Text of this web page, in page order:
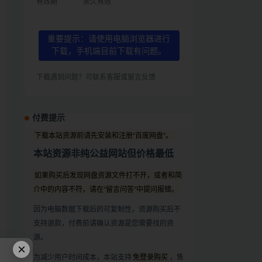
有效期 永久有效
重要提示：请使用电脑浏览器进行
下载，手机端目前下载有问题。
下载遇到问题？可联系客服或留言反馈
付费提示
下载本站资源前请先安装和注册“百度网盘”。
本站资源非纯公益网站但价格最低
如果购买后发现网盘资源文件打不开，或者和简
介中的内容不符，请在“留言问答”中提问报错。
因为电脑数据下载后的可复制性，资源购买后不
支持退款，付费前请确认资源是您需要找的资
源。
为减少用户时间成本，本站支持 免登录购买 ，售
×